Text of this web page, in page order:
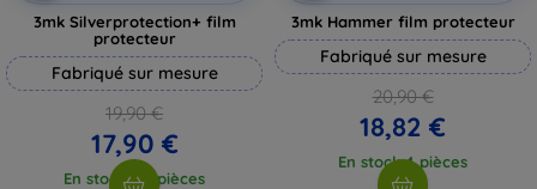
3mk Silverprotection+ film
protecteur
Fabriqué sur mesure
19,90 €
17,90 €
En stock > 5 pièces
3mk Hammer film protecteur
Fabriqué sur mesure
20,90 €
18,82 €
En stock 4 pièces